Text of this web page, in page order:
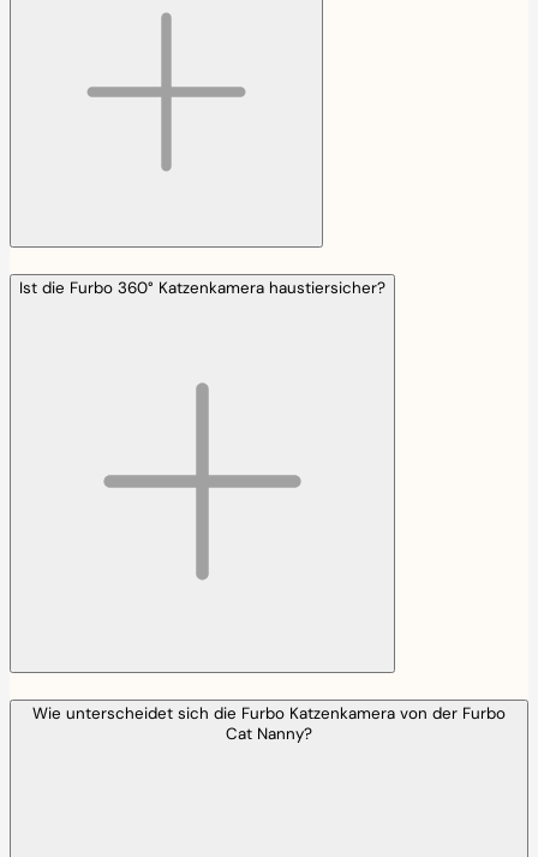
Ist die Furbo 360° Katzenkamera haustiersicher?
Wie unterscheidet sich die Furbo Katzenkamera von der Furbo
Cat Nanny?